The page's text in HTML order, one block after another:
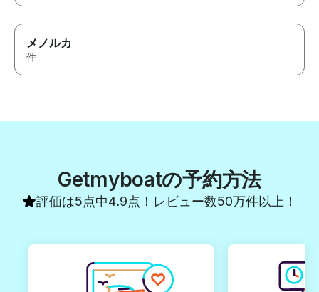
メノルカ
件
Getmyboatの予約方法
評価は5点中4.9点！レビュー数50万件以上！